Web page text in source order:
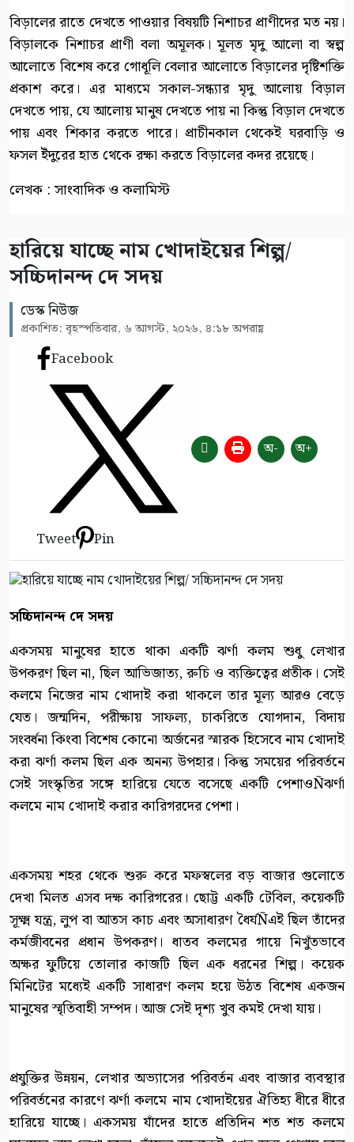
বিড়ালের রাতে দেখতে পাওয়ার বিষয়টি নিশাচর প্রাণীদের মত নয়।
বিড়ালকে নিশাচর প্রাণী বলা অমূলক। মূলত মৃদু আলো বা স্বল্প
আলোতে বিশেষ করে গোধূলি বেলার আলোতে বিড়ালের দৃষ্টিশক্তি
প্রকাশ করে। এর মাধ্যমে সকাল-সন্ধ্যার মৃদু আলোয় বিড়াল
দেখতে পায়, যে আলোয় মানুষ দেখতে পায় না কিন্তু বিড়াল দেখতে
পায় এবং শিকার করতে পারে। প্রাচীনকাল থেকেই ঘরবাড়ি ও
ফসল ইঁদুরের হাত থেকে রক্ষা করতে বিড়ালের কদর রয়েছে।
লেখক : সাংবাদিক ও কলামিস্ট
হারিয়ে যাচ্ছে নাম খোদাইয়ের শিল্প/
সচ্চিদানন্দ দে সদয়
ডেস্ক নিউজ
প্রকাশিত: বৃহস্পতিবার, ৬ আগস্ট, ২০২৬, ৪:১৮ অপরাহ্ণ
Facebook
Tweet Pin
অ- অ+
সচ্চিদানন্দ দে সদয়
একসময় মানুষের হাতে থাকা একটি ঝর্ণা কলম শুধু লেখার
উপকরণ ছিল না, ছিল আভিজাত্য, রুচি ও ব্যক্তিত্বের প্রতীক। সেই
কলমে নিজের নাম খোদাই করা থাকলে তার মূল্য আরও বেড়ে
যেত। জন্মদিন, পরীক্ষায় সাফল্য, চাকরিতে যোগদান, বিদায়
সংবর্ধনা কিংবা বিশেষ কোনো অর্জনের স্মারক হিসেবে নাম খোদাই
করা ঝর্ণা কলম ছিল এক অনন্য উপহার। কিন্তু সময়ের পরিবর্তনে
সেই সংস্কৃতির সঙ্গে হারিয়ে যেতে বসেছে একটি পেশাওÑঝর্ণা
কলমে নাম খোদাই করার কারিগরদের পেশা।
একসময় শহর থেকে শুরু করে মফস্বলের বড় বাজার গুলোতে
দেখা মিলত এসব দক্ষ কারিগরের। ছোট্ট একটি টেবিল, কয়েকটি
সূক্ষ্ম যন্ত্র, লুপ বা আতস কাচ এবং অসাধারণ ধৈর্যÑএই ছিল তাঁদের
কর্মজীবনের প্রধান উপকরণ। ধাতব কলমের গায়ে নিখুঁতভাবে
অক্ষর ফুটিয়ে তোলার কাজটি ছিল এক ধরনের শিল্প। কয়েক
মিনিটের মধ্যেই একটি সাধারণ কলম হয়ে উঠত বিশেষ একজন
মানুষের স্মৃতিবাহী সম্পদ। আজ সেই দৃশ্য খুব কমই দেখা যায়।
প্রযুক্তির উন্নয়ন, লেখার অভ্যাসের পরিবর্তন এবং বাজার ব্যবস্থার
পরিবর্তনের কারণে ঝর্ণা কলমে নাম খোদাইয়ের ঐতিহ্য ধীরে ধীরে
হারিয়ে যাচ্ছে। একসময় যাঁদের হাতে প্রতিদিন শত শত কলমে